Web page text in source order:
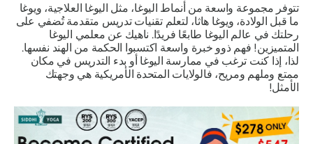
تتوفر مجموعة واسعة من أنماط اليوغا، مثل اليوغا العلاجية، ويوغا
ما قبل الولادة، ويوغا هاثا، لتعلم تقنيات تدريس متقدمة تُضفي على
رحلتك في عالم اليوغا طابعًا فريدًا. ناهيك عن معلمي اليوغا
المتميزين! فهم ذوو خبرة واسعة اكتسبوا الحكمة من الهند نفسها.
لذا، إذا كنت ترغب في ممارسة اليوغا أو بدء التدريس في مكان
ممتع وملهم ومريح، فالولايات المتحدة الأمريكية هي وجهتك
الأمثل!